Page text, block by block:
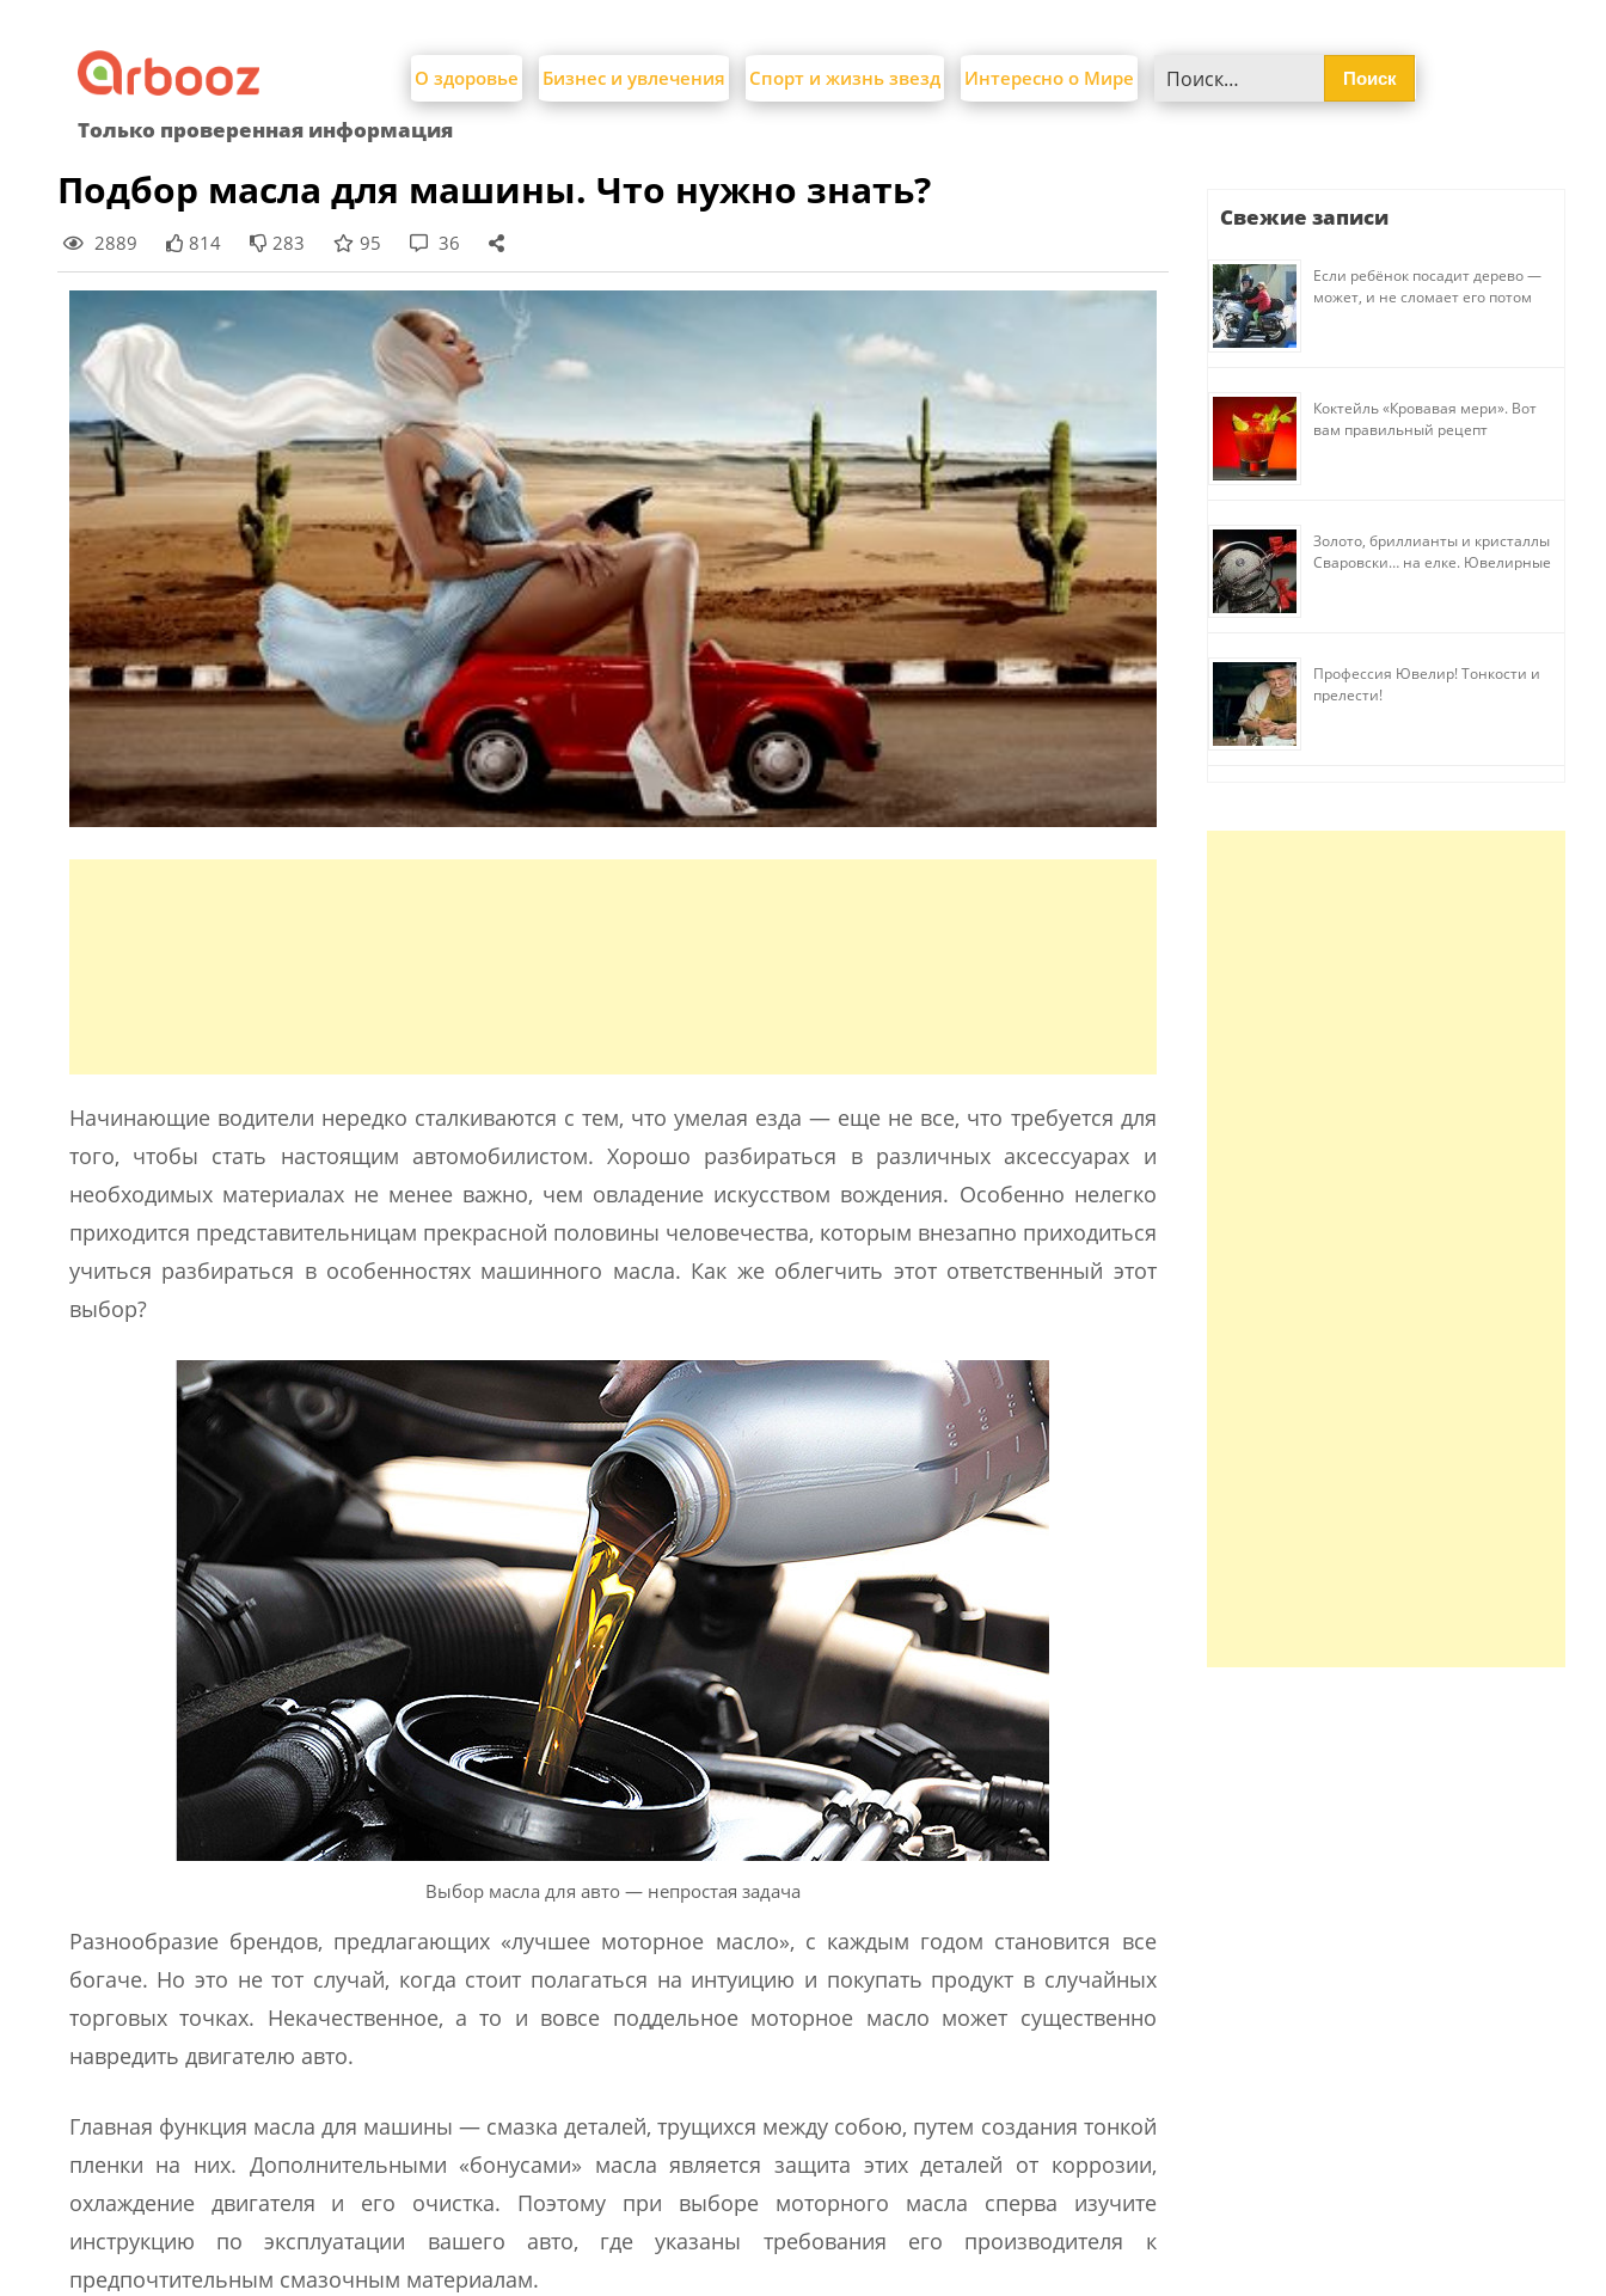
content
О здоровье Бизнес и увлечения Спорт и жизнь звезд Интересно о Мире
Только проверенная информация
Подбор масла для машины. Что нужно знать?
2889 814 283 95 36
Начинающие водители нередко сталкиваются с тем, что умелая езда — еще не все, что требуется для
того, чтобы стать настоящим автомобилистом. Хорошо разбираться в различных аксессуарах и
необходимых материалах не менее важно, чем овладение искусством вождения. Особенно нелегко
приходится представительницам прекрасной половины человечества, которым внезапно приходиться
учиться разбираться в особенностях машинного масла. Как же облегчить этот ответственный этот
выбор?
Выбор масла для авто — непростая задача
Разнообразие брендов, предлагающих «лучшее моторное масло», с каждым годом становится все
богаче. Но это не тот случай, когда стоит полагаться на интуицию и покупать продукт в случайных
торговых точках. Некачественное, а то и вовсе поддельное моторное масло может существенно
навредить двигателю авто.
Главная функция масла для машины — смазка деталей, трущихся между собою, путем создания тонкой
пленки на них. Дополнительными «бонусами» масла является защита этих деталей от коррозии,
охлаждение двигателя и его очистка. Поэтому при выборе моторного масла сперва изучите
инструкцию по эксплуатации вашего авто, где указаны требования его производителя к
предпочтительным смазочным материалам.
Свежие записи
Если ребёнок посадит дерево —
может, и не сломает его потом
Коктейль «Кровавая мери». Вот
вам правильный рецепт
Золото, бриллианты и кристаллы
Сваровски… на елке. Ювелирные
Профессия Ювелир! Тонкости и
прелести!